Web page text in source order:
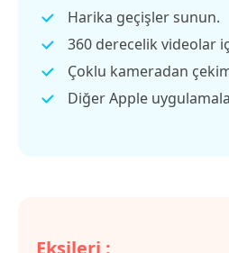
Harika geçişler sunun.
360 derecelik videolar
Çoklu kameradan
Diğer Apple
Eksileri :